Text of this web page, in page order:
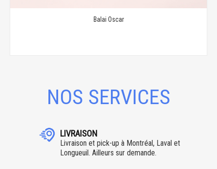
Balai Oscar
NOS SERVICES
LIVRAISON
Livraison et pick-up à Montréal, Laval et
Longueuil. Ailleurs sur demande.